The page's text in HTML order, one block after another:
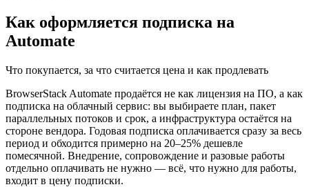
Как оформляется подписка на
Automate
Что покупается, за что считается цена и как продлевать
BrowserStack Automate продаётся не как лицензия на ПО, а как
подписка на облачный сервис: вы выбираете план, пакет
параллельных потоков и срок, а инфраструктура остаётся на
стороне вендора. Годовая подписка оплачивается сразу за весь
период и обходится примерно на 20–25% дешевле
помесячной. Внедрение, сопровождение и разовые работы
отдельно оплачивать не нужно — всё, что нужно для работы,
входит в цену подписки.